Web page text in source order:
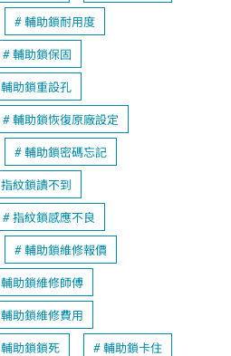
輔助鎖耐用度
輔助鎖保固
輔助鎖重設孔
輔助鎖恢復原廠設定
輔助鎖密碼忘記
指紋鎖讀不到
指紋鎖感應不良
輔助鎖維修報價
輔助鎖維修師傅
輔助鎖維修費用
輔助鎖鎖死 輔助鎖卡住